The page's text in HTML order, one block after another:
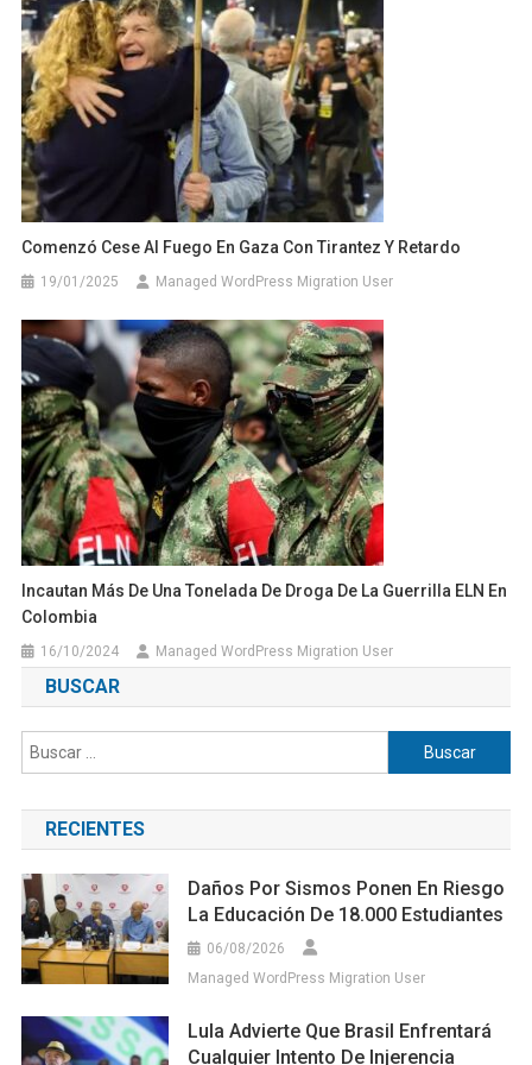
Comenzó Cese Al Fuego En Gaza Con Tirantez Y Retardo
19/01/2025 Managed WordPress Migration User
Incautan Más De Una Tonelada De Droga De La Guerrilla ELN En
Colombia
16/10/2024 Managed WordPress Migration User
BUSCAR
Buscar:
RECIENTES
Daños Por Sismos Ponen En Riesgo
La Educación De 18.000 Estudiantes
06/08/2026
Managed WordPress Migration User
Lula Advierte Que Brasil Enfrentará
Cualquier Intento De Injerencia